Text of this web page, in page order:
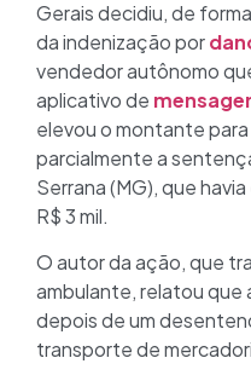
Gerais decidiu, de
da indenização por
vendedor autônomo
aplicativo de
elevou o montante
parcialmente a
Serrana (MG), que
R$ 3 mil.
O autor da ação, que
ambulante, relatou que
depois de um
transporte de